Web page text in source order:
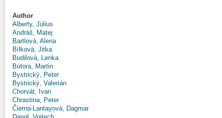
Author
Alberty, Július
Andráš, Matej
Bartlová, Alena
Bílková, Jitka
Budilová, Lenka
Bútora, Martin
Bystrický, Peter
Bystrický, Valerián
Chorvát, Ivan
Chrastina, Peter
Čierna-Lantayová, Dagmar